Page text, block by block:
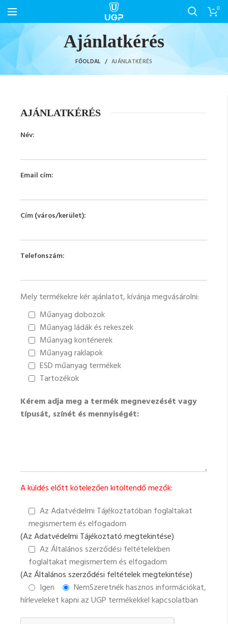
0
Ajánlatkérés
FŐOLDAL AJÁNLATKÉRÉS
AJÁNLATKÉRÉS
Név:
Email cím:
Cím (város/kerület):
Telefonszám:
Mely termékekre kér ajánlatot, kívánja megvásárolni:
Műanyag dobozok
Műanyag ládák és rekeszek
Műanyag konténerek
Műanyag raklapok
ESD műanyag termékek
Tartozékok
Kérem adja meg a termék megnevezését vagy
típusát, színét és mennyiségét:
A küldés előtt kötelezően kitöltendő mezők:
Az Adatvédelmi Tájékoztatóban foglaltakat
megismertem és elfogadom
(Az Adatvédelmi Tájékoztató megtekintése)
Az Általános szerződési feltételekben
foglaltakat megismertem és elfogadom
(Az Általános szerződési feltételek megtekintése)
Igen
NemSzeretnék hasznos információkat,
hírleveleket kapni az UGP termékekkel kapcsolatban